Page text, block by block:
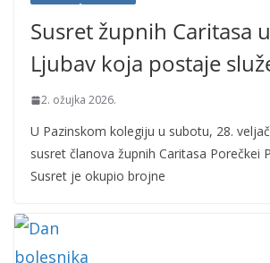
Susret župnih Caritasa
Ljubav koja postaje
2. ožujka 2026.
U Pazinskom kolegiju u subotu, 28.
susret članova župnih Caritasa Porečkei
Susret je okupio brojne